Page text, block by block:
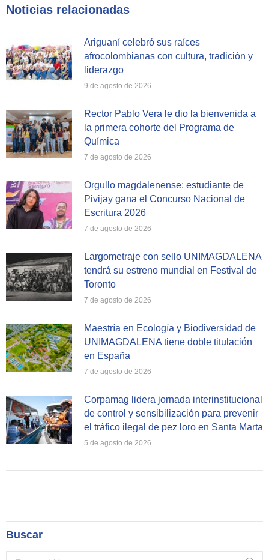
Noticias relacionadas
Ariguaní celebró sus raíces
afrocolombianas con cultura, tradición y
liderazgo
9 de agosto de 2026
Rector Pablo Vera le dio la bienvenida a
la primera cohorte del Programa de
Química
7 de agosto de 2026
Orgullo magdalenense: estudiante de
Pivijay gana el Concurso Nacional de
Escritura 2026
7 de agosto de 2026
Largometraje con sello UNIMAGDALENA
tendrá su estreno mundial en Festival de
Toronto
7 de agosto de 2026
Maestría en Ecología y Biodiversidad de
UNIMAGDALENA tiene doble titulación
en España
7 de agosto de 2026
Corpamag lidera jornada interinstitucional
de control y sensibilización para prevenir
el tráfico ilegal de pez loro en Santa Marta
5 de agosto de 2026
Buscar